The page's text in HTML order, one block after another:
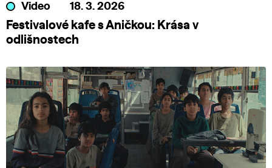
Video 18. 3. 2026
Festivalové kafe s Aničkou: Krása v
odlišnostech